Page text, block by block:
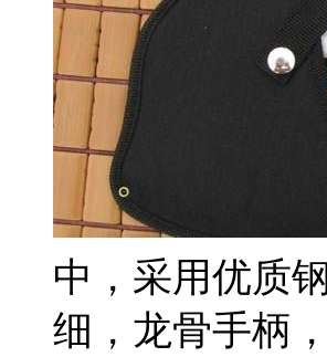
中，采用优质
细，龙骨手柄